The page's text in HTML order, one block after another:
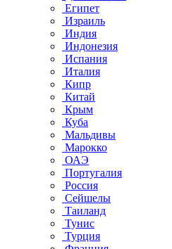
Египет
Израиль
Индия
Индонезия
Испания
Италия
Кипр
Китай
Крым
Куба
Мальдивы
Марокко
ОАЭ
Португалия
Россия
Сейшелы
Таиланд
Тунис
Турция